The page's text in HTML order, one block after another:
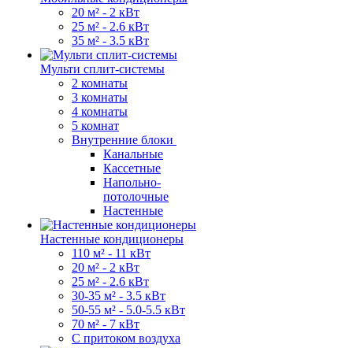
20 м² - 2 кВт
25 м² - 2.6 кВт
35 м² - 3.5 кВт
Мульти сплит-системы
2 комнаты
3 комнаты
4 комнаты
5 комнат
Внутренние блоки
Канальные
Кассетные
Напольно-
потолочные
Настенные
Настенные кондиционеры
110 м² - 11 кВт
20 м² - 2 кВт
25 м² - 2.6 кВт
30-35 м² - 3.5 кВт
50-55 м² - 5.0-5.5 кВт
70 м² - 7 кВт
С притоком воздуха